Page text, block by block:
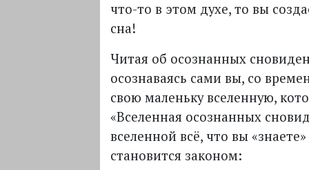
что-то в этом духе, то вы
сна!
Читая об осознанных
осознаваясь сами вы, со
свою маленьку вселенную,
«Вселенная осознанных
вселенной всё, что вы
становится законом: